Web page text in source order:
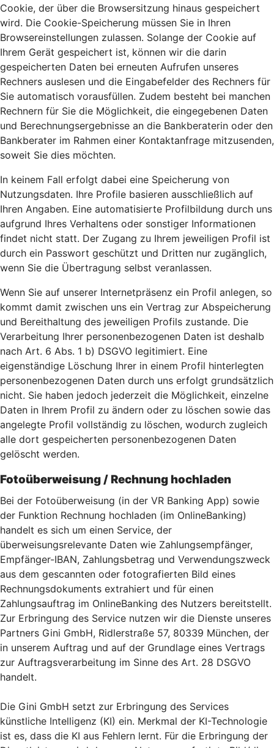
Cookie, der über die Browsersitzung hinaus gespeichert
wird. Die Cookie-Speicherung müssen Sie in Ihren
Browsereinstellungen zulassen. Solange der Cookie auf
Ihrem Gerät gespeichert ist, können wir die darin
gespeicherten Daten bei erneuten Aufrufen unseres
Rechners auslesen und die Eingabefelder des Rechners für
Sie automatisch vorausfüllen. Zudem besteht bei manchen
Rechnern für Sie die Möglichkeit, die eingegebenen Daten
und Berechnungsergebnisse an die Bankberaterin oder den
Bankberater im Rahmen einer Kontaktanfrage mitzusenden,
soweit Sie dies möchten.
In keinem Fall erfolgt dabei eine Speicherung von
Nutzungsdaten. Ihre Profile basieren ausschließlich auf
Ihren Angaben. Eine automatisierte Profilbildung durch uns
aufgrund Ihres Verhaltens oder sonstiger Informationen
findet nicht statt. Der Zugang zu Ihrem jeweiligen Profil ist
durch ein Passwort geschützt und Dritten nur zugänglich,
wenn Sie die Übertragung selbst veranlassen.
Wenn Sie auf unserer Internetpräsenz ein Profil anlegen, so
kommt damit zwischen uns ein Vertrag zur Abspeicherung
und Bereithaltung des jeweiligen Profils zustande. Die
Verarbeitung Ihrer personenbezogenen Daten ist deshalb
nach Art. 6 Abs. 1 b) DSGVO legitimiert. Eine
eigenständige Löschung Ihrer in einem Profil hinterlegten
personenbezogenen Daten durch uns erfolgt grundsätzlich
nicht. Sie haben jedoch jederzeit die Möglichkeit, einzelne
Daten in Ihrem Profil zu ändern oder zu löschen sowie das
angelegte Profil vollständig zu löschen, wodurch zugleich
alle dort gespeicherten personenbezogenen Daten
gelöscht werden.
Fotoüberweisung / Rechnung hochladen
Bei der Fotoüberweisung (in der VR Banking App) sowie
der Funktion Rechnung hochladen (im OnlineBanking)
handelt es sich um einen Service, der
überweisungsrelevante Daten wie Zahlungsempfänger,
Empfänger-IBAN, Zahlungsbetrag und Verwendungszweck
aus dem gescannten oder fotografierten Bild eines
Rechnungsdokuments extrahiert und für einen
Zahlungsauftrag im OnlineBanking des Nutzers bereitstellt.
Zur Erbringung des Service nutzen wir die Dienste unseres
Partners Gini GmbH, Ridlerstraße 57, 80339 München, der
in unserem Auftrag und auf der Grundlage eines Vertrags
zur Auftragsverarbeitung im Sinne des Art. 28 DSGVO
handelt.
Die Gini GmbH setzt zur Erbringung des Services
künstliche Intelligenz (KI) ein. Merkmal der KI-Technologie
ist es, dass die KI aus Fehlern lernt. Für die Erbringung der